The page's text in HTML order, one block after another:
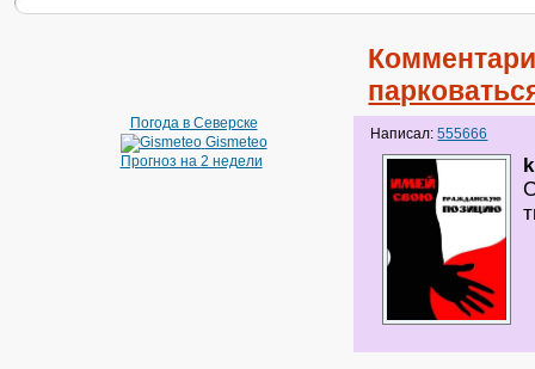
Погода в Северске
Gismeteo
Прогноз на 2 недели
Написал:555666